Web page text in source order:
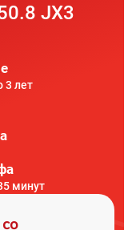
JX3
3 лет
минут